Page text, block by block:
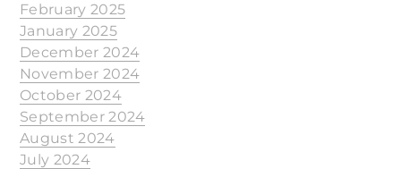
February 2025
January 2025
December 2024
November 2024
October 2024
September 2024
August 2024
July 2024